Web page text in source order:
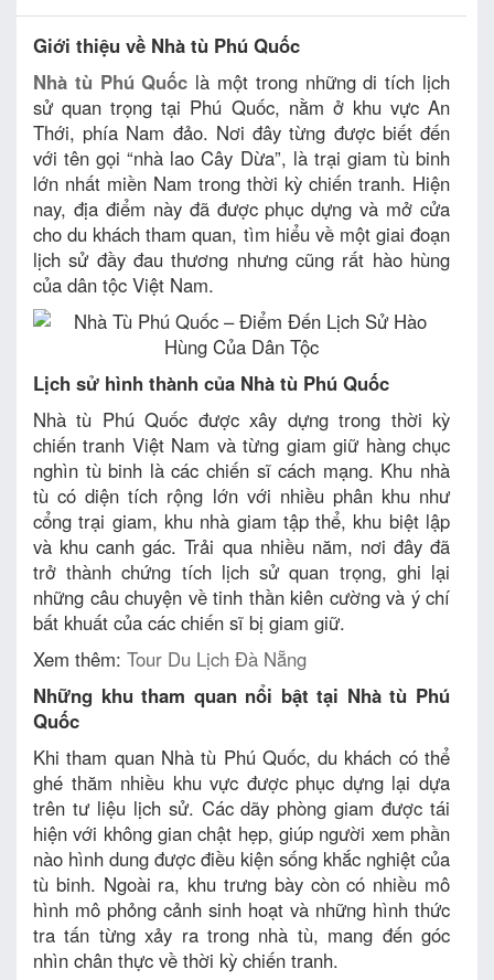
Giới thiệu về Nhà tù Phú Quốc
Nhà tù Phú Quốc là một trong những di tích lịch
sử quan trọng tại Phú Quốc, nằm ở khu vực An
Thới, phía Nam đảo. Nơi đây từng được biết đến
với tên gọi “nhà lao Cây Dừa”, là trại giam tù binh
lớn nhất miền Nam trong thời kỳ chiến tranh. Hiện
nay, địa điểm này đã được phục dựng và mở cửa
cho du khách tham quan, tìm hiểu về một giai đoạn
lịch sử đầy đau thương nhưng cũng rất hào hùng
của dân tộc Việt Nam.
Lịch sử hình thành của Nhà tù Phú Quốc
Nhà tù Phú Quốc được xây dựng trong thời kỳ
chiến tranh Việt Nam và từng giam giữ hàng chục
nghìn tù binh là các chiến sĩ cách mạng. Khu nhà
tù có diện tích rộng lớn với nhiều phân khu như
cổng trại giam, khu nhà giam tập thể, khu biệt lập
và khu canh gác. Trải qua nhiều năm, nơi đây đã
trở thành chứng tích lịch sử quan trọng, ghi lại
những câu chuyện về tinh thần kiên cường và ý chí
bất khuất của các chiến sĩ bị giam giữ.
Xem thêm: Tour Du Lịch Đà Nẵng
Những khu tham quan nổi bật tại Nhà tù Phú
Quốc
Khi tham quan Nhà tù Phú Quốc, du khách có thể
ghé thăm nhiều khu vực được phục dựng lại dựa
trên tư liệu lịch sử. Các dãy phòng giam được tái
hiện với không gian chật hẹp, giúp người xem phần
nào hình dung được điều kiện sống khắc nghiệt của
tù binh. Ngoài ra, khu trưng bày còn có nhiều mô
hình mô phỏng cảnh sinh hoạt và những hình thức
tra tấn từng xảy ra trong nhà tù, mang đến góc
nhìn chân thực về thời kỳ chiến tranh.